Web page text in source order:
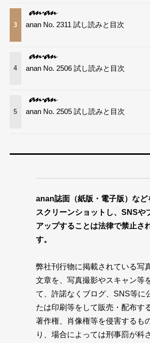
3 anan No. 2311 試し読みと目次
4 anan No. 2506 試し読みと目次
5 anan No. 2505 試し読みと目次
anan誌面（紙版・電子版）など
スクリーンショットし、SNSや
アップすることは法律で禁止さ
す。
弊社刊行物に掲載されている写
文章を、写真撮影やスキャン等
て、許諾なくブログ、SNS等に
たは印刷等をして販売・配布す
著作権、肖像権等を侵害するも
り、場合によっては刑事罰が科